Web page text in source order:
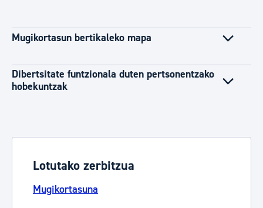
Mugikortasun bertikaleko mapa
Dibertsitate funtzionala duten pertsonentzako
hobekuntzak
Lotutako zerbitzua
Mugikortasuna